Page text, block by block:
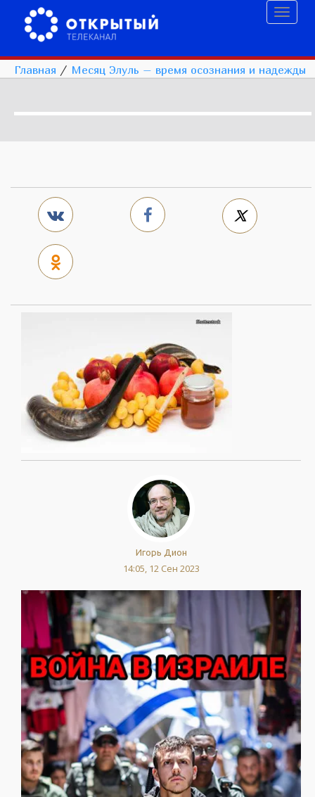
Главная / Месяц Элуль – время осознания и надежды
Игорь Дион
14:05, 12 Сен 2023